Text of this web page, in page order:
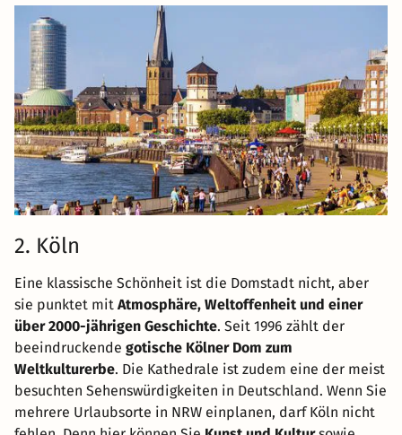
2. Köln
Eine klassische Schönheit ist die Domstadt nicht, aber
sie punktet mit Atmosphäre, Weltoffenheit und einer
über 2000-jährigen Geschichte. Seit 1996 zählt der
beeindruckende gotische Kölner Dom zum
Weltkulturerbe. Die Kathedrale ist zudem eine der meist
besuchten Sehenswürdigkeiten in Deutschland. Wenn Sie
mehrere Urlaubsorte in NRW einplanen, darf Köln nicht